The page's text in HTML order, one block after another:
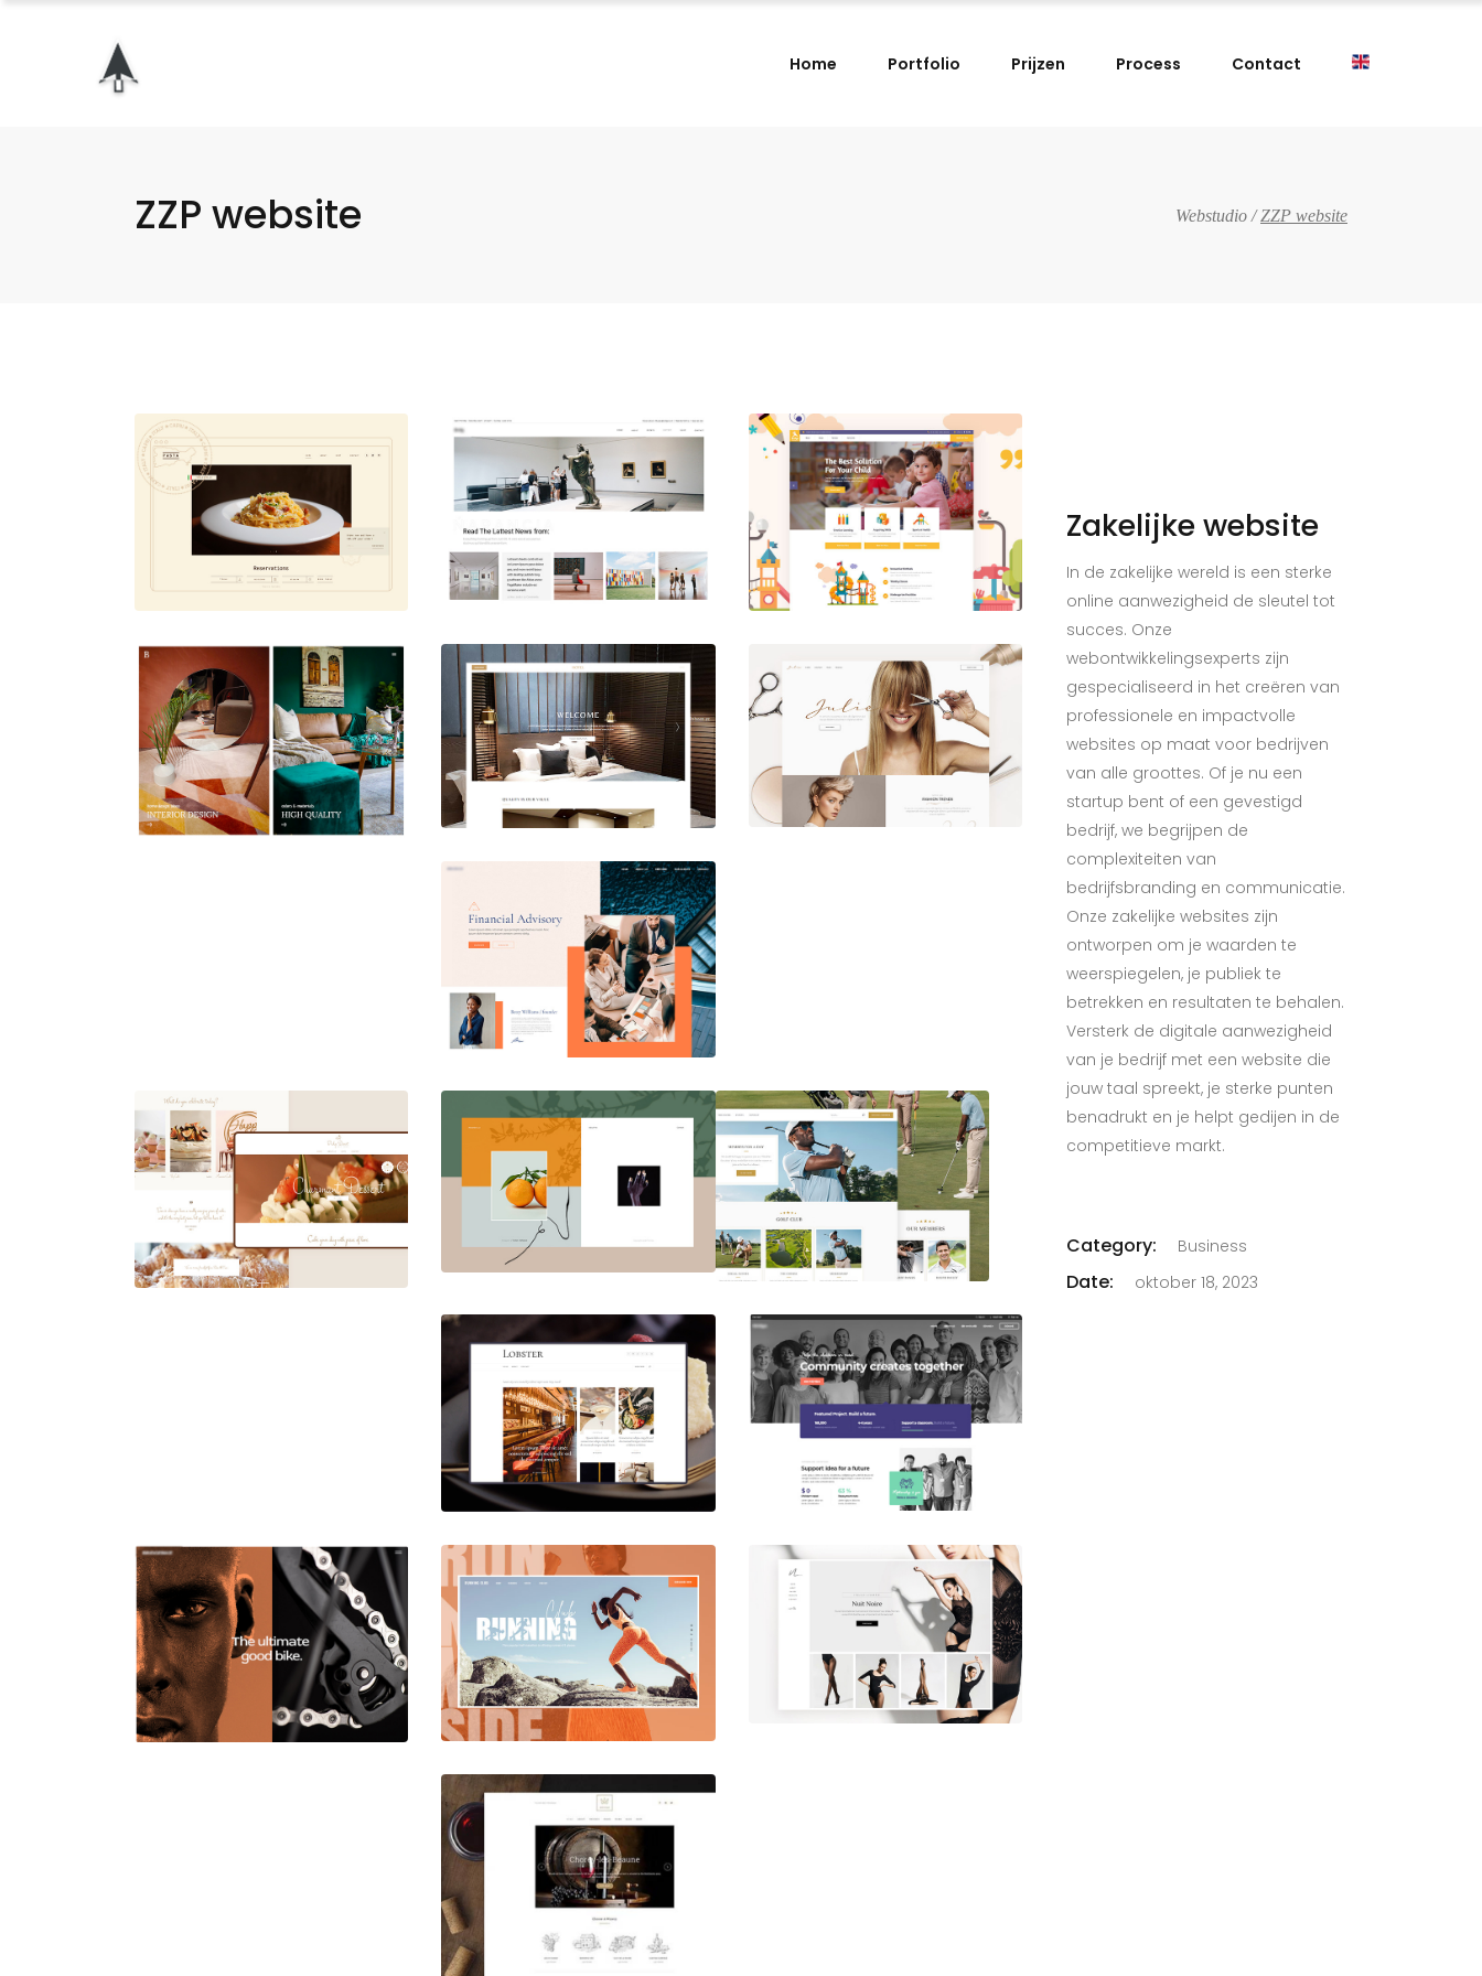
Home Portfolio Prijzen Process Contact
ZZP website Webstudio /ZZP website
Zakelijke website
In de zakelijke wereld is een sterke
online aanwezigheid de sleutel tot
succes. Onze
webontwikkelingsexperts zijn
gespecialiseerd in het creëren van
professionele en impactvolle
websites op maat voor bedrijven
van alle groottes. Of je nu een
startup bent of een gevestigd
bedrijf, we begrijpen de
complexiteiten van
bedrijfsbranding en communicatie.
Onze zakelijke websites zijn
ontworpen om je waarden te
weerspiegelen, je publiek te
betrekken en resultaten te behalen.
Versterk de digitale aanwezigheid
van je bedrijf met een website die
jouw taal spreekt, je sterke punten
benadrukt en je helpt gedijen in de
competitieve markt.
Category: Business
Date: oktober 18, 2023